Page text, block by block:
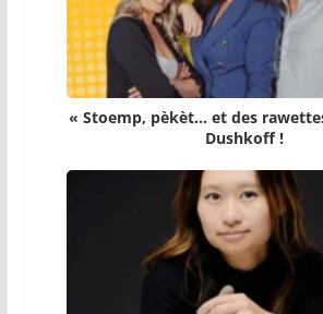
« Stoemp, pèkèt… et des
Dushkoff !